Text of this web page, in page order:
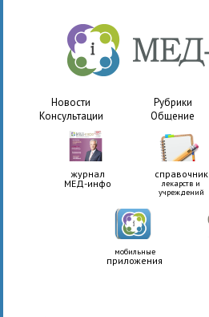
Новости Рубрики
Консультации
Общение
журнал
МЕД-инфо
справочник
лекарств и
учреждений
мобильные
приложения